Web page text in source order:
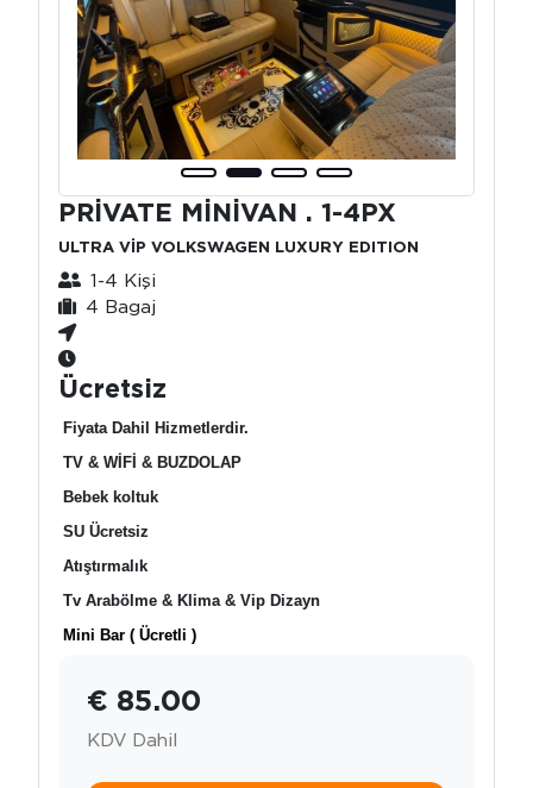
PRİVATE MİNİVAN . 1-4PX
ULTRA VİP VOLKSWAGEN LUXURY EDITION
1-4 Kişi
4 Bagaj
Ücretsiz
Fiyata Dahil Hizmetlerdir.
TV & WİFİ & BUZDOLAP
Bebek koltuk
SU Ücretsiz
Atıştırmalık
Tv Arabölme & Klima & Vip Dizayn
Mini Bar ( Ücretli )
€ 85.00
KDV Dahil